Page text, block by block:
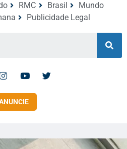
RMC Brasil
Mundo
Publicidade Legal